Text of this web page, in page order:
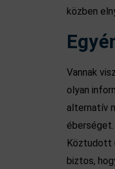
közben
Vannak
olyan
alternatív
Köztudott
biztos,